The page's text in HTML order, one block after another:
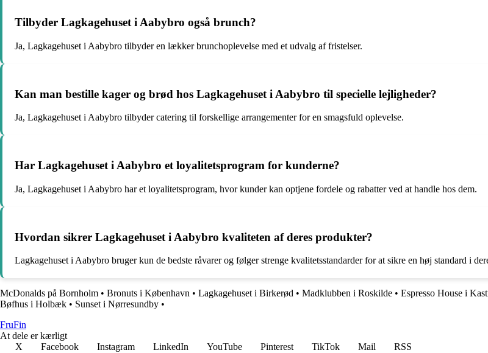
Tilbyder Lagkagehuset i Aabybro også brunch?
Ja, Lagkagehuset i Aabybro tilbyder en lækker brunchoplevelse med et udvalg af fristelser.
Kan man bestille kager og brød hos Lagkagehuset i Aabybro til specielle lejligheder?
Ja, Lagkagehuset i Aabybro tilbyder catering til forskellige arrangementer for en smagsfuld oplevelse.
Har Lagkagehuset i Aabybro et loyalitetsprogram for kunderne?
Ja, Lagkagehuset i Aabybro har et loyalitetsprogram, hvor kunder kan optjene fordele og rabatter ved at handle hos dem.
Hvordan sikrer Lagkagehuset i Aabybro kvaliteten af deres produkter?
Lagkagehuset i Aabybro bruger kun de bedste råvarer og følger strenge kvalitetsstandarder for at sikre en høj standard i
McDonalds på Bornholm • Bronuts i København • Lagkagehuset i Birkerød • Madklubben i Roskilde • Espresso House i
Bøfhus i Holbæk • Sunset i Nørresundby •
FruFin
At dele er kærligt
X
Facebook Instagram LinkedIn YouTube Pinterest TikTok Mail
RSS